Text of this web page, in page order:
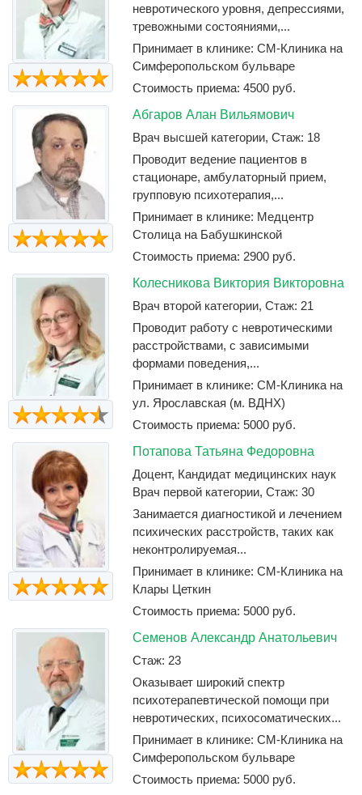
невротического уровня, депрессиями,
тревожными состояниями,...
Принимает в клинике: СМ-Клиника на
Симферопольском бульваре
Стоимость приема: 4500 руб.
Абгаров Алан Вильямович
Врач высшей категории, Стаж: 18
Проводит ведение пациентов в
стационаре, амбулаторный прием,
групповую психотерапия,...
Принимает в клинике: Медцентр
Столица на Бабушкинской
Стоимость приема: 2900 руб.
Колесникова Виктория Викторовна
Врач второй категории, Стаж: 21
Проводит работу с невротическими
расстройствами, с зависимыми
формами поведения,...
Принимает в клинике: СМ-Клиника на
ул. Ярославская (м. ВДНХ)
Стоимость приема: 5000 руб.
Потапова Татьяна Федоровна
Доцент, Кандидат медицинских наук
Врач первой категории, Стаж: 30
Занимается диагностикой и лечением
психических расстройств, таких как
неконтролируемая...
Принимает в клинике: СМ-Клиника на
Клары Цеткин
Стоимость приема: 5000 руб.
Семенов Александр Анатольевич
Стаж: 23
Оказывает широкий спектр
психотерапевтической помощи при
невротических, психосоматических...
Принимает в клинике: СМ-Клиника на
Симферопольском бульваре
Стоимость приема: 5000 руб.